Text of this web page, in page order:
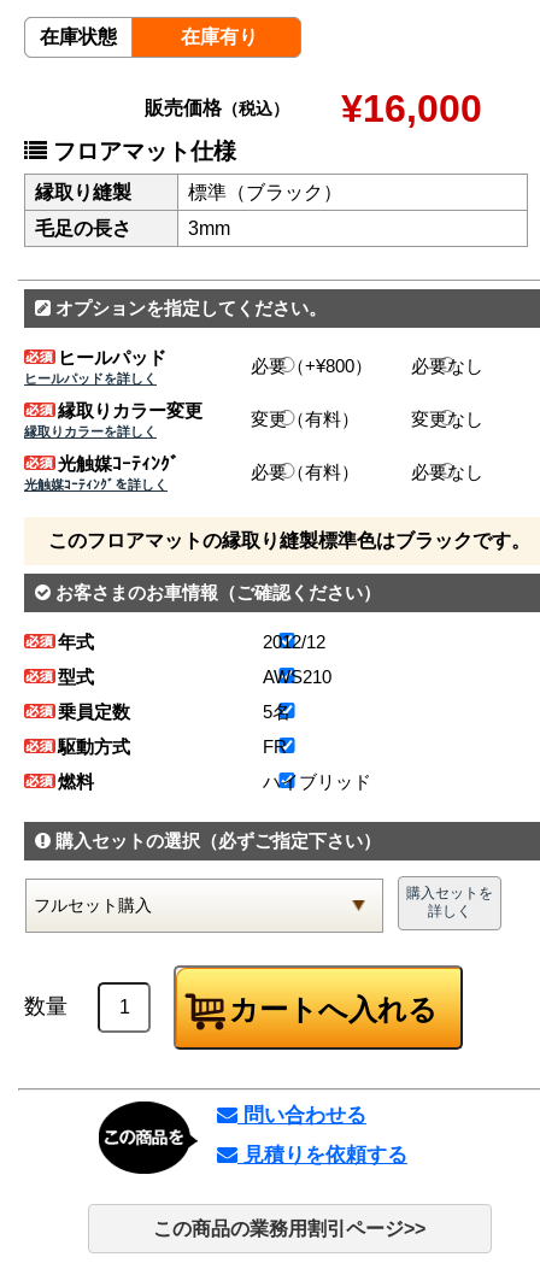
在庫状態 在庫有り
販売価格（税込） ¥16,000
フロアマット仕様
縁取り縫製
標準（ブラック）
毛足の長さ
3mm
オプションを指定してください。
ヒールパッド
ヒールパッドを詳しく
必要（+¥800） 必要なし
縁取りカラー変更
縁取りカラーを詳しく
変更（有料） 変更なし
光触媒ｺｰﾃｨﾝｸﾞ
光触媒ｺｰﾃｨﾝｸﾞを詳しく
必要（有料） 必要なし
このフロアマットの縁取り縫製標準色はブラックです。
お客さまのお車情報 （ご確認ください）
年式
2012/12
型式
AWS210
乗員定数
5名
駆動方式
FR
燃料
ハイブリッド
購入セットの選択 （必ずご指定下さい）
購入セットを
詳しく
数量
問い合わせる
見積りを依頼する
この商品の業務用割引ページ>>